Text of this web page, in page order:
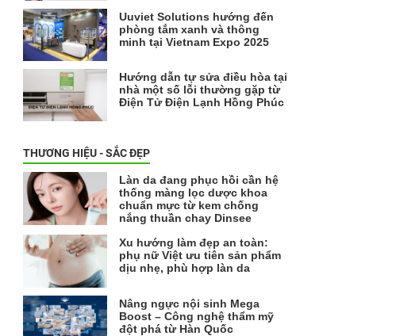
Uuviet Solutions hướng đến
phòng tắm xanh và thông
minh tại Vietnam Expo 2025
Hướng dẫn tự sửa điều hòa tại
nhà một số lỗi thường gặp từ
Điện Tử Điện Lạnh Hồng Phúc
THƯƠNG HIỆU - SẮC ĐẸP
Làn da đang phục hồi cần hệ
thống màng lọc dược khoa
chuẩn mực từ kem chống
nắng thuần chay Dinsee
Xu hướng làm đẹp an toàn:
phụ nữ Việt ưu tiên sản phẩm
dịu nhẹ, phù hợp làn da
Nâng ngực nội sinh Mega
Boost – Công nghệ thẩm mỹ
đột phá từ Hàn Quốc